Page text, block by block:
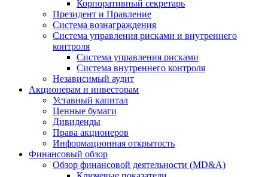
Корпоративный секретарь
Президент и Правление
Система вознаграждения
Система управления рисками и внутреннего
контроля
Система управления рисками
Система внутреннего контроля
Независимый аудит
Акционерам и инвесторам
Уставный капитал
Ценные бумаги
Дивиденды
Права акционеров
Информационная открытость
Финансовый обзор
Обзор финансовой деятельности (MD&A)